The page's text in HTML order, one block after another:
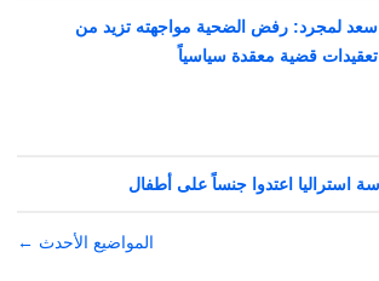
سعد لمجرد: رفض الضحية مواجهته تزيد من
تعقيدات قضية معقدة سياسياً
المواضيع الأحدث ←